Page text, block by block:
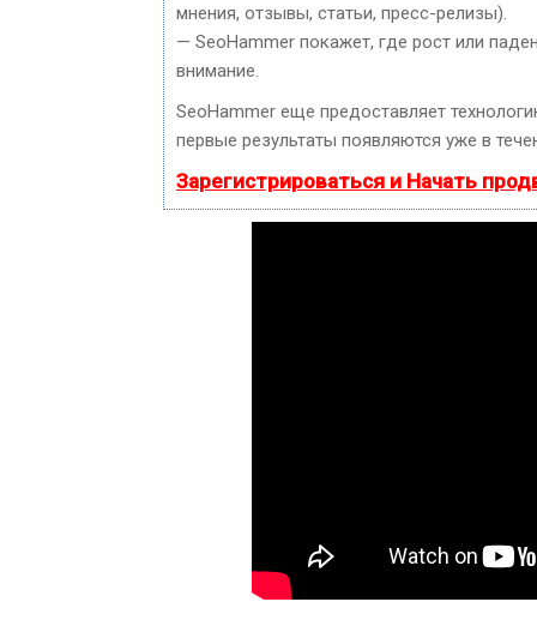
мнения, отзывы, статьи, пресс-релизы).
— SeoHammer покажет, где рост или
внимание.
SeoHammer еще предоставляет
первые результаты появляются уже в
Зарегистрироваться и Начать